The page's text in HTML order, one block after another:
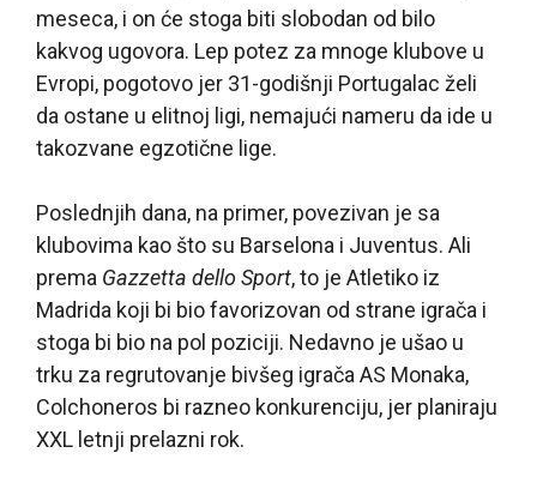
meseca, i on će stoga biti slobodan od bilo
kakvog ugovora. Lep potez za mnoge klubove u
Evropi, pogotovo jer 31-godišnji Portugalac želi
da ostane u elitnoj ligi, nemajući nameru da ide u
takozvane egzotične lige.
Poslednjih dana, na primer, povezivan je sa
klubovima kao što su Barselona i Juventus. Ali
prema Gazzetta dello Sport, to je Atletiko iz
Madrida koji bi bio favorizovan od strane igrača i
stoga bi bio na pol poziciji. Nedavno je ušao u
trku za regrutovanje bivšeg igrača AS Monaka,
Colchoneros bi razneo konkurenciju, jer planiraju
XXL letnji prelazni rok.